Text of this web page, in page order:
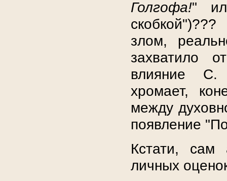
Голгофа!"
злом,
захватило
влияние С.
хромает,
между
появление
Кстати, сам
личных